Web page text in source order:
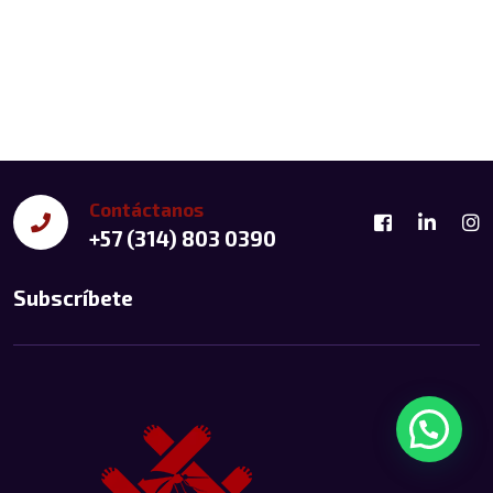
Contáctanos
+57 (314) 803 0390
Subscríbete